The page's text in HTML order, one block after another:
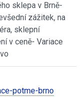
sklepa v Brně-
zážitek, na
sklepní
v ceně- Variace
potme-brno